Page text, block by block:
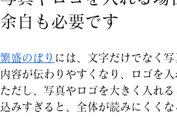
余白も必要です
繁盛のぼり には、文字だけでなく
内容が伝わりやすくなり、ロゴを
ただし、写真やロゴを大きく入れ
込みすぎると、全体が読みにくく